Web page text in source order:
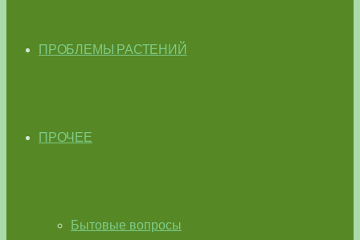
ПРОБЛЕМЫ РАСТЕНИЙ
ПРОЧЕЕ
Бытовые вопросы